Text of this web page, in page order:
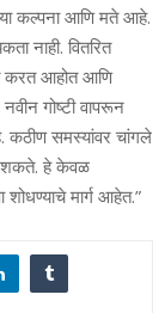
कल्पना आणि मते आहे.
नाही. वितरित
करत आहोत आणि
गोष्टी वापरून
कठीण समस्यांवर चांगले
शकते. हे केवळ
शोधण्याचे मार्ग आहेत.”